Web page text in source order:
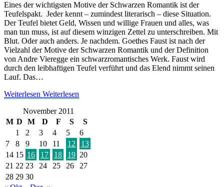
Eines der wichtigsten Motive der Schwarzen Romantik ist der
Teufelspakt. Jeder kennt – zumindest literarisch – diese Situation.
Der Teufel bietet Geld, Wissen und willige Frauen und alles, was
man tun muss, ist auf diesem winzigen Zettel zu unterschreiben. Mit
Blut. Oder auch anders. Je nachdem. Goethes Faust ist nach der
Vielzahl der Motive der Schwarzen Romantik und der Definition
von Andre Vieregge ein schwarzromantisches Werk. Faust wird
durch den leibhaftigen Teufel verführt und das Elend nimmt seinen
Lauf. Das…
Weiterlesen Weiterlesen
November 2011
M D M D F S
S
1
2 3 4 5
6
7
8 9 10 11 12
13
14 15 16 17 18 19 20
21 22 23 24 25 26
27
28 29 30